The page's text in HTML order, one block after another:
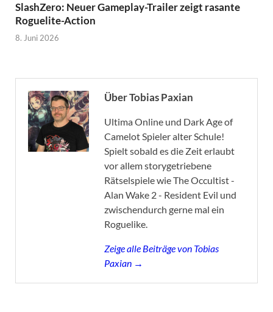
SlashZero: Neuer Gameplay-Trailer zeigt rasante
Roguelite-Action
8. Juni 2026
Über Tobias Paxian
Ultima Online und Dark Age of
Camelot Spieler alter Schule!
Spielt sobald es die Zeit erlaubt
vor allem storygetriebene
Rätselspiele wie The Occultist -
Alan Wake 2 - Resident Evil und
zwischendurch gerne mal ein
Roguelike.
Zeige alle Beiträge von Tobias
Paxian →